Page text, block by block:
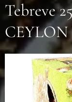
Tebreve
CEYLON